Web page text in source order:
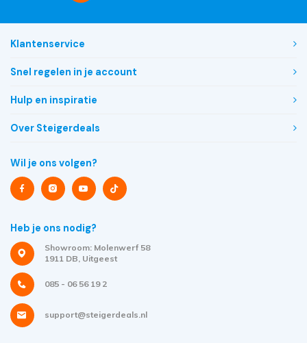
Klantenservice
Snel regelen in je account
Hulp en inspiratie
Over Steigerdeals
Wil je ons volgen?
Heb je ons nodig?
Showroom: Molenwerf 58
1911 DB, Uitgeest
085 - 06 56 19 2
support@steigerdeals.nl